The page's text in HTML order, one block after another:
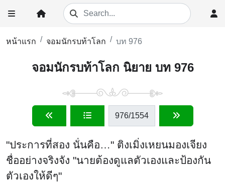
หน้าแรก จอมนักรบท้าโลก บท 976
จอมนักรบท้าโลก นิยาย บท 976
976/1554
"ประการที่สอง นั่นคือ…" ติงเมิ่งเหยนมองเจียง
ชื่ออย่างจริงจัง "นายต้องดูแลตัวเองและป้องกัน
ตัวเองให้ดีๆ"